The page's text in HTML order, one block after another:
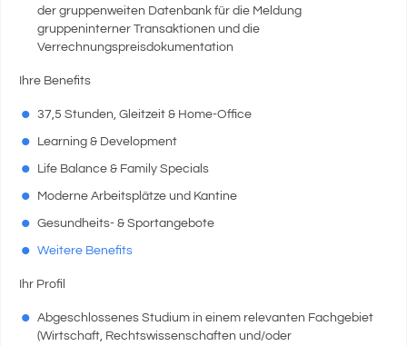
der gruppenweiten Datenbank für die Meldung
gruppeninterner Transaktionen und die
Verrechnungspreisdokumentation
Ihre Benefits
37,5 Stunden, Gleitzeit & Home-Office
Learning & Development
Life Balance & Family Specials
Moderne Arbeitsplätze und Kantine
Gesundheits- & Sportangebote
Weitere Benefits
Ihr Profil
Abgeschlossenes Studium in einem relevanten Fachgebiet
(Wirtschaft, Rechtswissenschaften und/oder